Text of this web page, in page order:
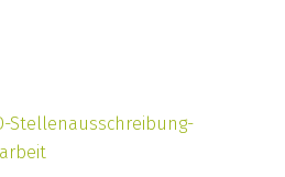
Stellenausschreibung-